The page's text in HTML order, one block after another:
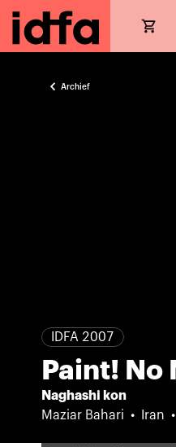
Archief
IDFA 2007
Paint!
Naghashi kon
Maziar Bahari
Iran